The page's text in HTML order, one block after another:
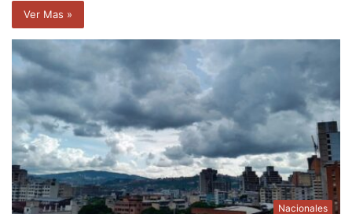
Ver Mas »
Nacionales